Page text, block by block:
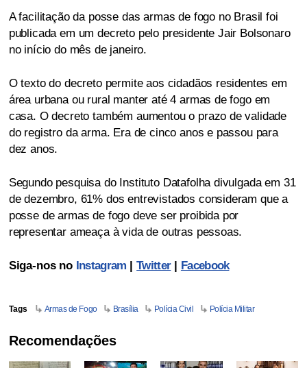
A facilitação da posse das armas de fogo no Brasil foi
publicada em um decreto pelo presidente Jair Bolsonaro
no início do mês de janeiro.
O texto do decreto permite aos cidadãos residentes em
área urbana ou rural manter até 4 armas de fogo em
casa. O decreto também aumentou o prazo de validade
do registro da arma. Era de cinco anos e passou para
dez anos.
Segundo pesquisa do Instituto Datafolha divulgada em 31
de dezembro, 61% dos entrevistados consideram que a
posse de armas de fogo deve ser proibida por
representar ameaça à vida de outras pessoas.
Siga-nos no Instagram |Twitter| Facebook
Tags Armas de Fogo Brasília Polícia Civil Polícia Militar
Recomendações